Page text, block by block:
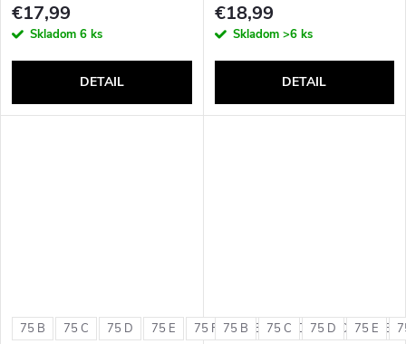
€17,99
Skladom 6 ks
DETAIL
€18,99
Skladom >6 ks
DETAIL
75 B 75 C 75 D 75 E 75 F 80 B 80 C 80 D 80 E
75 B 75 C 75 D 75 E